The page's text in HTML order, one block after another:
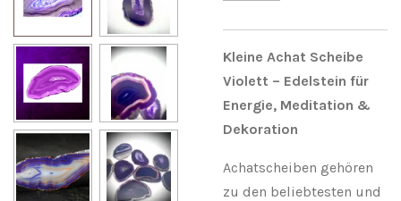
Kleine Achat Scheibe
Violett – Edelstein für
Energie, Meditation &
Dekoration
Achatscheiben gehören
zu den beliebtesten und